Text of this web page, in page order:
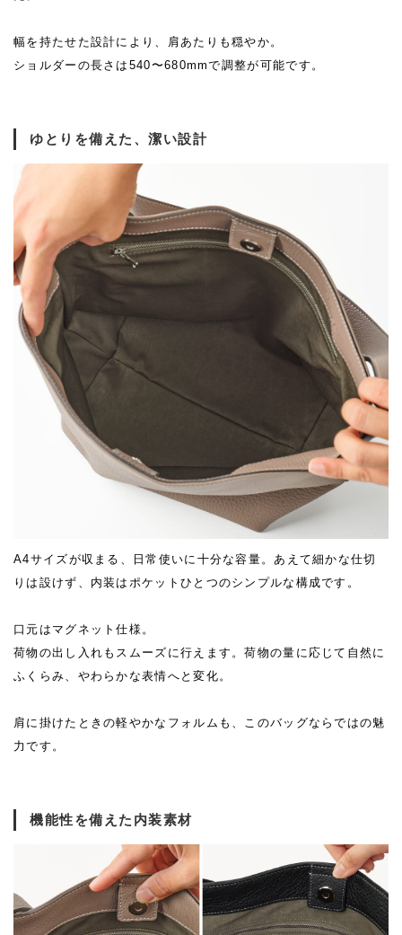
幅を持たせた設計により、肩あたりも穏やか。
ショルダーの長さは540〜680mmで調整が可能です。
ゆとりを備えた、潔い設計
A4サイズが収まる、日常使いに十分な容量。あえて細かな仕切
りは設けず、内装はポケットひとつのシンプルな構成です。
口元はマグネット仕様。
荷物の出し入れもスムーズに行えます。荷物の量に応じて自然に
ふくらみ、やわらかな表情へと変化。
肩に掛けたときの軽やかなフォルムも、このバッグならではの魅
力です。
機能性を備えた内装素材